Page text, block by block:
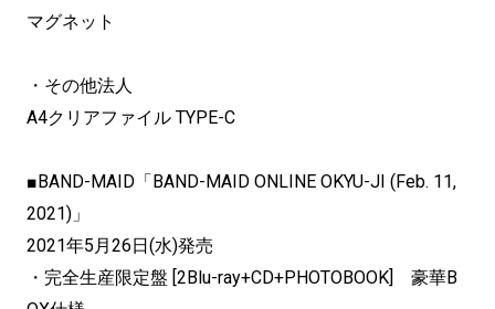
マグネット
・その他法人
A4クリアファイル TYPE-C
■BAND-MAID「BAND-MAID ONLINE OKYU-JI (Feb. 11,
2021)」
2021年5月26日(水)発売
・完全生産限定盤 [2Blu-ray+CD+PHOTOBOOK] 豪華B